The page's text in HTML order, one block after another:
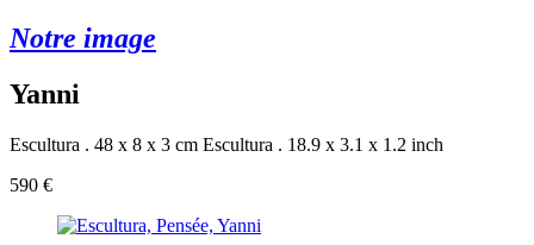
Notre image
Yanni
Escultura . 48 x 8 x 3 cm Escultura . 18.9 x 3.1 x 1.2 inch
590 €